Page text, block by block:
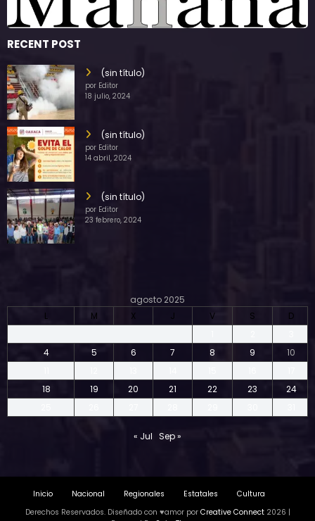
RECENT POST
(sin título)
por Editor
18 julio, 2024
(sin título)
por Editor
14 abril, 2024
(sin título)
por Editor
23 febrero, 2024
agosto 2025
L
M X J V S
D
4
5 6 7 8 9
10
18
19 20 21 22 23
24
« Jul Sep »
Inicio Nacional Regionales Estatales
Cultura
Derechos Reservados. Diseñado con ♥amor por Creative Connect2026 |